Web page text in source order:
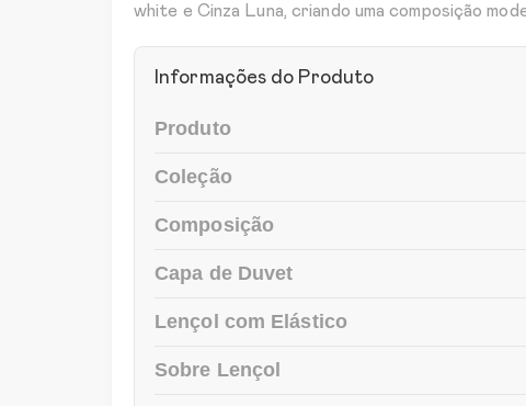
white e Cinza Luna, criando uma composição
Informações do Produto
Produto
Coleção
Composição
Capa de Duvet
Lençol com Elástico
Sobre Lençol